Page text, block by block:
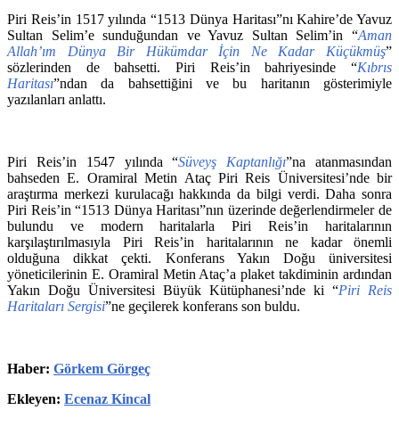
Piri Reis’in 1517 yılında “1513 Dünya Haritası”nı Kahire’de Yavuz
Sultan Selim’e sunduğundan ve Yavuz Sultan Selim’in “Aman
Allah’ım Dünya Bir Hükümdar İçin Ne Kadar Küçükmüş”
sözlerinden de bahsetti. Piri Reis’in bahriyesinde “Kıbrıs
Haritası”ndan da bahsettiğini ve bu haritanın gösterimiyle
yazılanları anlattı.
Piri Reis’in 1547 yılında “Süveyş Kaptanlığı”na atanmasından
bahseden E. Oramiral Metin Ataç Piri Reis Üniversitesi’nde bir
araştırma merkezi kurulacağı hakkında da bilgi verdi. Daha sonra
Piri Reis’in “1513 Dünya Haritası”nın üzerinde değerlendirmeler de
bulundu ve modern haritalarla Piri Reis’in haritalarının
karşılaştırılmasıyla Piri Reis’in haritalarının ne kadar önemli
olduğuna dikkat çekti. Konferans Yakın Doğu üniversitesi
yöneticilerinin E. Oramiral Metin Ataç’a plaket takdiminin ardından
Yakın Doğu Üniversitesi Büyük Kütüphanesi’nde ki “Piri Reis
Haritaları Sergisi”ne geçilerek konferans son buldu.
Haber: Görkem Görgeç
Ekleyen: Ecenaz Kincal